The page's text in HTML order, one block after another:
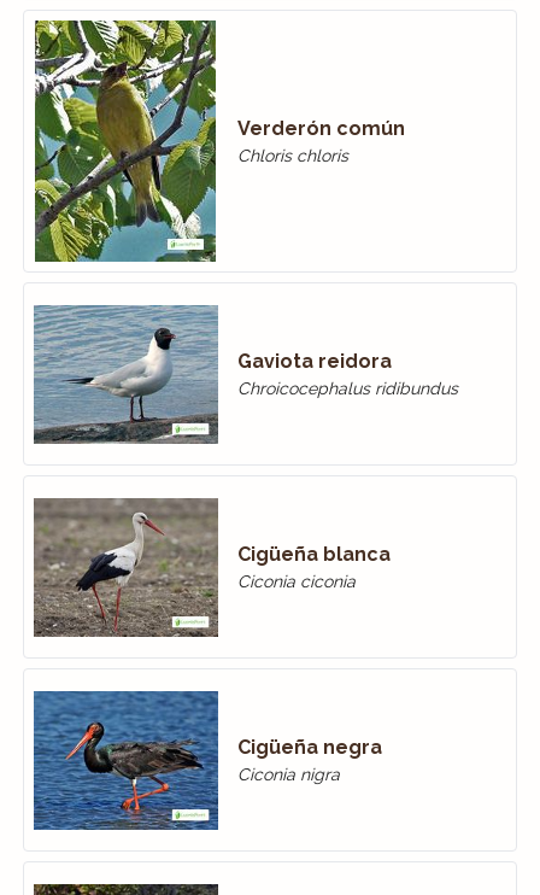
Verderón común
Chloris chloris
Gaviota reidora
Chroicocephalus ridibundus
Cigüeña blanca
Ciconia ciconia
Cigüeña negra
Ciconia nigra